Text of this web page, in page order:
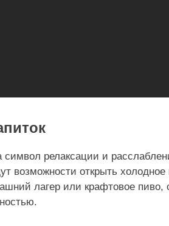
символ релаксации и
возможности открыть
лагер или крафтовое